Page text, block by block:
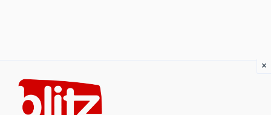
content
×